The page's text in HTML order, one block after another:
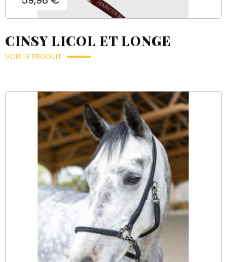
CINSY LICOL ET LONGE
VOIR LE PRODUIT